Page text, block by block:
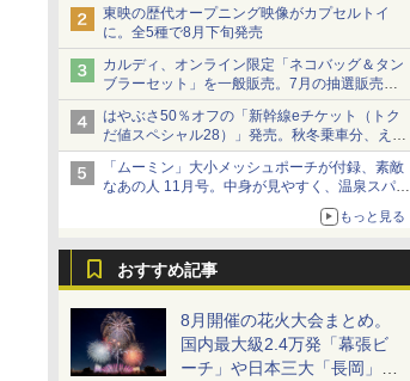
東映の歴代オープニング映像がカプセルトイ
に。全5種で8月下旬発売
カルディ、オンライン限定「ネコバッグ＆タン
ブラーセット」を一般販売。7月の抽選販売の
当選無効分
はやぶさ50％オフの「新幹線eチケット（トク
だ値スペシャル28）」発売。秋冬乗車分、えき
ねっと限定
「ムーミン」大小メッシュポーチが付録、素敵
なあの人 11月号。中身が見やすく、温泉スパに
もっと見る
おすすめ記事
8月開催の花火大会まとめ。
国内最大級2.4万発「幕張ビ
ーチ」や日本三大「長岡」な